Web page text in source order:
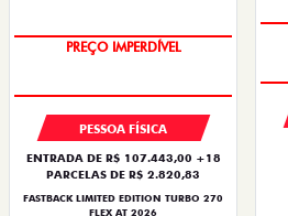
COM USADO NA TROCA
PESSOA FÍSICA
ENTRADA DE R$ 107.443,00 +18
PARCELAS DE R$ 2.820,83
FASTBACK LIMITED EDITION TURBO 270
FLEX AT 2026